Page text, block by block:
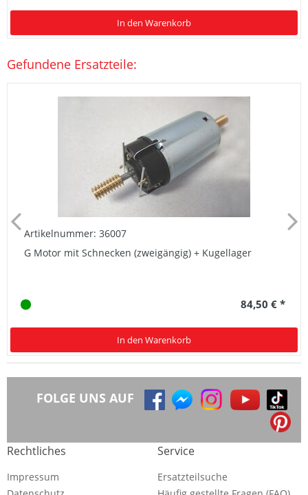
In den Warenkorb
Gefundene Ersatzteile:
Artikelnummer: 36007
G Motor mit Schnecken (zweigängig) + Kugellager
84,50 € *
In den Warenkorb
FOLGE UNS AUF
Rechtliches
Impressum
Service
Ersatzteilsuche